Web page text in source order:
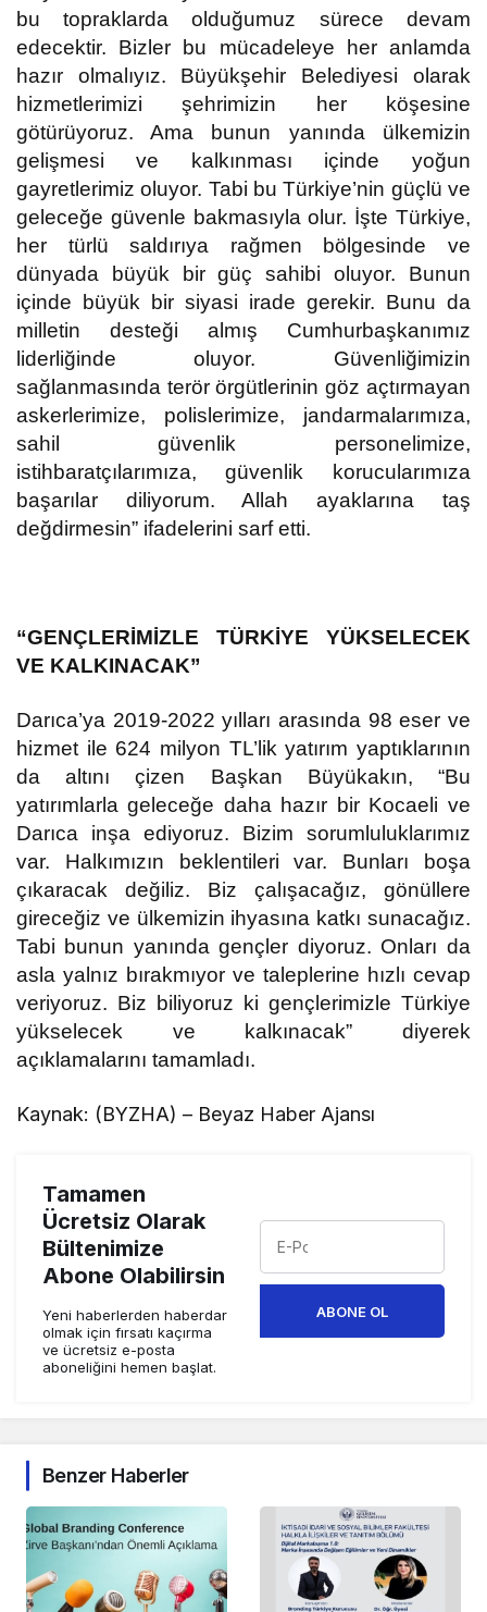
bu topraklarda olduğumuz sürece devam
edecektir. Bizler bu mücadeleye her anlamda
hazır olmalıyız. Büyükşehir Belediyesi olarak
hizmetlerimizi şehrimizin her köşesine
götürüyoruz. Ama bunun yanında ülkemizin
gelişmesi ve kalkınması içinde yoğun
gayretlerimiz oluyor. Tabi bu Türkiye’nin güçlü ve
geleceğe güvenle bakmasıyla olur. İşte Türkiye,
her türlü saldırıya rağmen bölgesinde ve
dünyada büyük bir güç sahibi oluyor. Bunun
içinde büyük bir siyasi irade gerekir. Bunu da
milletin desteği almış Cumhurbaşkanımız
liderliğinde oluyor. Güvenliğimizin
sağlanmasında terör örgütlerinin göz açtırmayan
askerlerimize, polislerimize, jandarmalarımıza,
sahil güvenlik personelimize,
istihbaratçılarımıza, güvenlik korucularımıza
başarılar diliyorum. Allah ayaklarına taş
değdirmesin” ifadelerini sarf etti.
“GENÇLERİMİZLE TÜRKİYE YÜKSELECEK
VE KALKINACAK”
Darıca’ya 2019-2022 yılları arasında 98 eser ve
hizmet ile 624 milyon TL’lik yatırım yaptıklarının
da altını çizen Başkan Büyükakın, “Bu
yatırımlarla geleceğe daha hazır bir Kocaeli ve
Darıca inşa ediyoruz. Bizim sorumluluklarımız
var. Halkımızın beklentileri var. Bunları boşa
çıkaracak değiliz. Biz çalışacağız, gönüllere
gireceğiz ve ülkemizin ihyasına katkı sunacağız.
Tabi bunun yanında gençler diyoruz. Onları da
asla yalnız bırakmıyor ve taleplerine hızlı cevap
veriyoruz. Biz biliyoruz ki gençlerimizle Türkiye
yükselecek ve kalkınacak” diyerek
açıklamalarını tamamladı.
Kaynak: (BYZHA) – Beyaz Haber Ajansı
Tamamen
Ücretsiz Olarak
Bültenimize
Abone Olabilirsin
Yeni haberlerden haberdar
olmak için fırsatı kaçırma
ve ücretsiz e-posta
aboneliğini hemen başlat.
ABONE OL
Benzer Haberler